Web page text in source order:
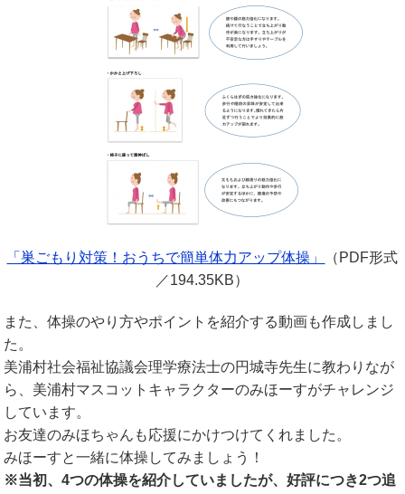
「巣ごもり対策！おうちで簡単体力アップ体操」
（PDF形式
／194.35KB）
また、体操のやり方やポイントを紹介する動画も作成しまし
た。
美浦村社会福祉協議会理学療法士の円城寺先生に教わりなが
ら、美浦村マスコットキャラクターのみほーすがチャレンジ
しています。
お友達のみほちゃんも応援にかけつけてくれました。
みほーすと一緒に体操してみましょう！
※当初、4つの体操を紹介していましたが、好評につき2つ追